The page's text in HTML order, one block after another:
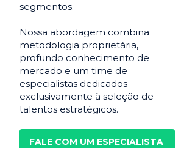
segmentos.
Nossa abordagem combina
metodologia proprietária,
profundo conhecimento de
mercado e um time de
especialistas dedicados
exclusivamente à seleção de
talentos estratégicos.
FALE COM UM ESPECIALISTA